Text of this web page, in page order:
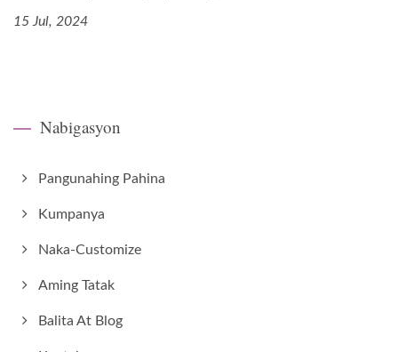
15 Jul, 2024
Nabigasyon
Pangunahing Pahina
Kumpanya
Naka-Customize
Aming Tatak
Balita At Blog